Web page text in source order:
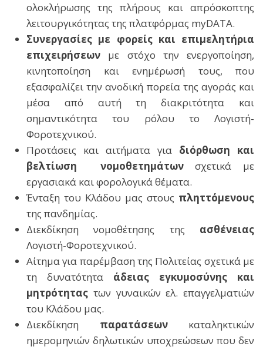
ολοκλήρωσης της πλήρους και απρόσκοπτης
λειτουργικότητας της πλατφόρμας myDATA.
Συνεργασίες με φορείς και επιμελητήρια
επιχειρήσεων με στόχο την ενεργοποίηση,
κινητοποίηση και ενημέρωσή τους, που
εξασφαλίζει την ανοδική πορεία της αγοράς και
μέσα από αυτή τη διακριτότητα και
σημαντικότητα του ρόλου το Λογιστή-
Φοροτεχνικού.
Προτάσεις και αιτήματα για διόρθωση και
βελτίωση νομοθετημάτωνσχετικά με
εργασιακά και φορολογικά θέματα.
Ένταξη του Κλάδου μας στους πληττόμενους
της πανδημίας.
Διεκδίκηση νομοθέτησης της ασθένειας
Λογιστή-Φοροτεχνικού.
Αίτημα για παρέμβαση της Πολιτείας σχετικά με
τη δυνατότητα άδειας εγκυμοσύνης και
μητρότητας των γυναικών ελ. επαγγελματιών
του Κλάδου μας.
Διεκδίκηση παρατάσεωνκαταληκτικών
ημερομηνιών δηλωτικών υποχρεώσεων που δεν